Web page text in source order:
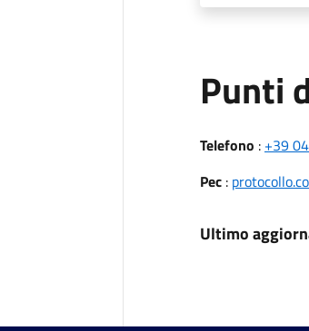
Punti
Telefono : +39
Pec:
Ultimo